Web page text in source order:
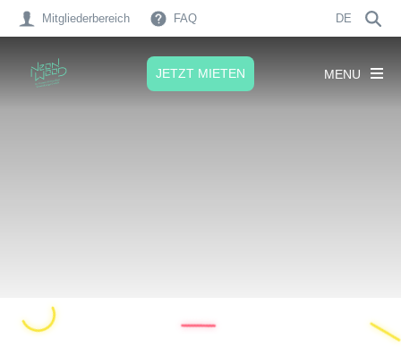
Mitgliederbereich FAQ DE
MENU
JETZT MIETEN